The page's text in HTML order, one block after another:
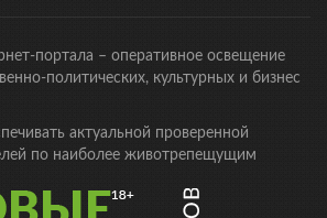
портала – оперативное освещение
политических, культурных и бизнес
актуальной проверенной
по наиболее животрепещущим